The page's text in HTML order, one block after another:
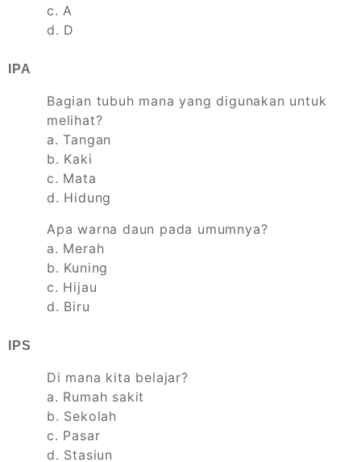
c. A
d. D
IPA
Bagian tubuh mana yang digunakan untuk
melihat?
a. Tangan
b. Kaki
c. Mata
d. Hidung
Apa warna daun pada umumnya?
a. Merah
b. Kuning
c. Hijau
d. Biru
IPS
Di mana kita belajar?
a. Rumah sakit
b. Sekolah
c. Pasar
d. Stasiun